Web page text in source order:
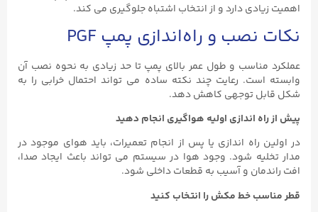
اهمیت زیادی دارد و از انتخاب اشتباه جلوگیری می ‌کند.
نکات نصب و راه‌اندازی پمپ PGF
عملکرد مناسب و طول عمر بالای پمپ تا حد زیادی به نحوه نصب آن
وابسته است. رعایت چند نکته ساده می‌ تواند احتمال خرابی را به
شکل قابل توجهی کاهش دهد.
پیش از راه‌ اندازی اولیه هواگیری انجام دهید
در اولین راه ‌اندازی یا پس از انجام تعمیرات، باید هوای موجود در
مدار تخلیه شود. وجود هوا در سیستم می ‌تواند باعث ایجاد صدا،
افت راندمان و آسیب به قطعات داخلی شود.
قطر مناسب خط مکش را انتخاب کنید